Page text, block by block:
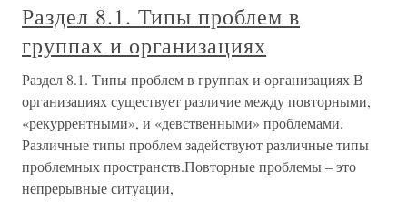
Раздел 8.1. Типы проблем в
группах и организациях
Раздел 8.1. Типы проблем в группах и организациях В
организациях существует различие между повторными,
«рекуррентными», и «девственными» проблемами.
Различные типы проблем задействуют различные типы
проблемных пространств.Повторные проблемы – это
непрерывные ситуации,